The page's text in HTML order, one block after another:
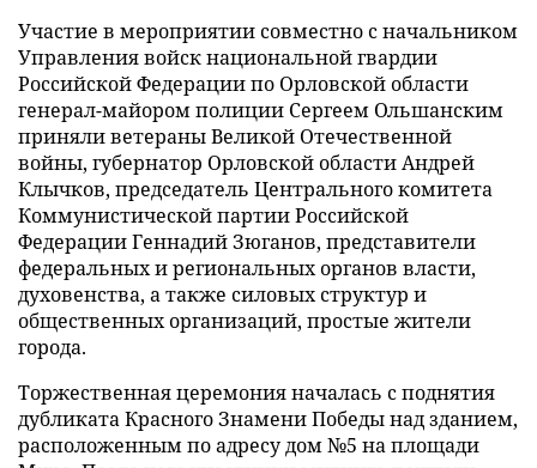
Участие в мероприятии совместно с начальником
Управления войск национальной гвардии
Российской Федерации по Орловской области
генерал-майором полиции Сергеем Ольшанским
приняли ветераны Великой Отечественной
войны, губернатор Орловской области Андрей
Клычков, председатель Центрального комитета
Коммунистической партии Российской
Федерации Геннадий Зюганов, представители
федеральных и региональных органов власти,
духовенства, а также силовых структур и
общественных организаций, простые жители
города.
Торжественная церемония началась с поднятия
дубликата Красного Знамени Победы над зданием,
расположенным по адресу дом №5 на площади